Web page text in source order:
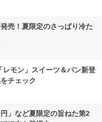
売！夏限定のさっぱり冷た
レモン」スイーツ＆パン新登
チェック
」など夏限定の旨ねた第2